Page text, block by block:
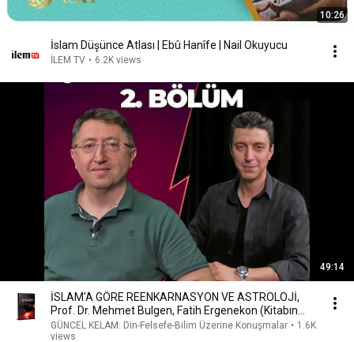
10:26
İslam Düşünce Atlası | Ebû Hanîfe | Nail Okuyucu
İLEM TV • 6.2K views
49:14
İSLAM'A GÖRE REENKARNASYON VE ASTROLOJİ,
Prof. Dr. Mehmet Bulgen, Fatih Ergenekon (Kitabın
Ortası)
GÜNCEL KELAM: Din-Felsefe-Bilim Üzerine Konuşmalar • 1.6K
views